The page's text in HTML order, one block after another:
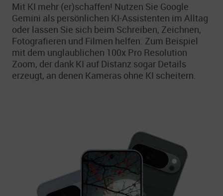
Mit KI mehr (er)schaffen! Nutzen Sie Google
Gemini als persönlichen KI-Assistenten im Alltag
oder lassen Sie sich beim Schreiben, Zeichnen,
Fotografieren und Filmen helfen. Zum Beispiel
mit dem unglaublichen 100x Pro Resolution
Zoom, der dank KI auf Distanz sogar Details
erzeugt, an denen Kameras ohne KI scheitern.